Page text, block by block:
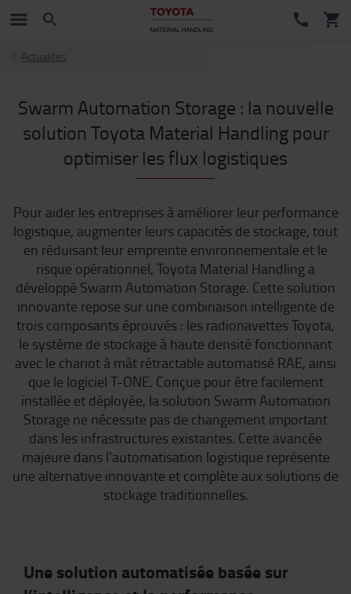
Actualites
Swarm Automation Storage : la nouvelle
solution Toyota Material Handling pour
optimiser les flux logistiques
Pour aider les entreprises à améliorer leur performance
logistique, augmenter leurs capacités de stockage, tout
en réduisant leur empreinte environnementale et le
risque opérationnel, Toyota Material Handling a
développé Swarm Automation Storage. Cette solution
innovante repose sur une combinaison intelligente de
trois composants éprouvés : les radionavettes Toyota,
le système de stockage à haute densité fonctionnant
avec le chariot à mât rétractable automatisé RAE, ainsi
que le logiciel T-ONE. Conçue pour être facilement
installée et déployée, la solution Swarm Automation
Storage ne nécessite pas de changement important
dans les infrastructures existantes. Cette avancée
majeure dans l’automatisation logistique représente
une alternative innovante et complète aux solutions de
stockage traditionnelles.
Une solution automatisée basée sur